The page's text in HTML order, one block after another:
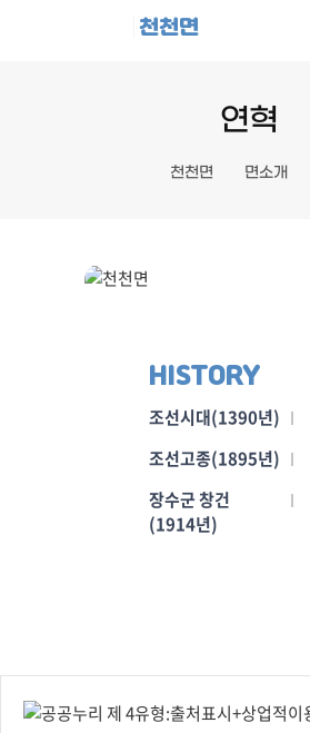
천천면
연혁
천천면 면소개
HISTORY
조선시대(1390년)
조선고종(1895년)
장수군 창건
(1914년)